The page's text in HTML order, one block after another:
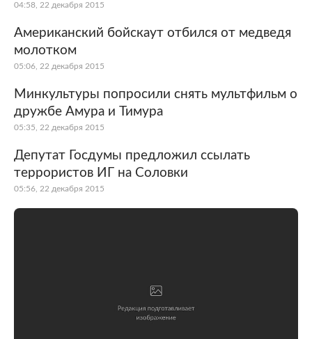
04:58, 22 декабря 2015
Американский бойскаут отбился от медведя
молотком
05:06, 22 декабря 2015
Минкультуры попросили снять мультфильм о
дружбе Амура и Тимура
05:35, 22 декабря 2015
Депутат Госдумы предложил ссылать
террористов ИГ на Соловки
05:56, 22 декабря 2015